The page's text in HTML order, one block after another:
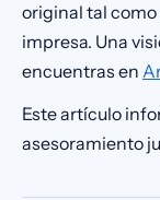
original tal como
impresa. Una
encuentras en
Este artículo
asesoramiento